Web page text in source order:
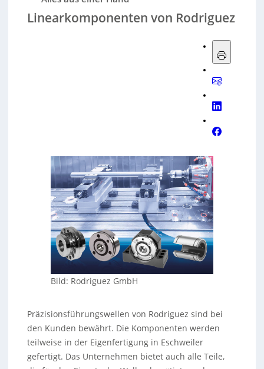
Linearkomponenten von Rodriguez
Bild: Rodriguez GmbH
Präzisionsführungswellen von Rodriguez sind bei
den Kunden bewährt. Die Komponenten werden
teilweise in der Eigenfertigung in Eschweiler
gefertigt. Das Unternehmen bietet auch alle Teile,